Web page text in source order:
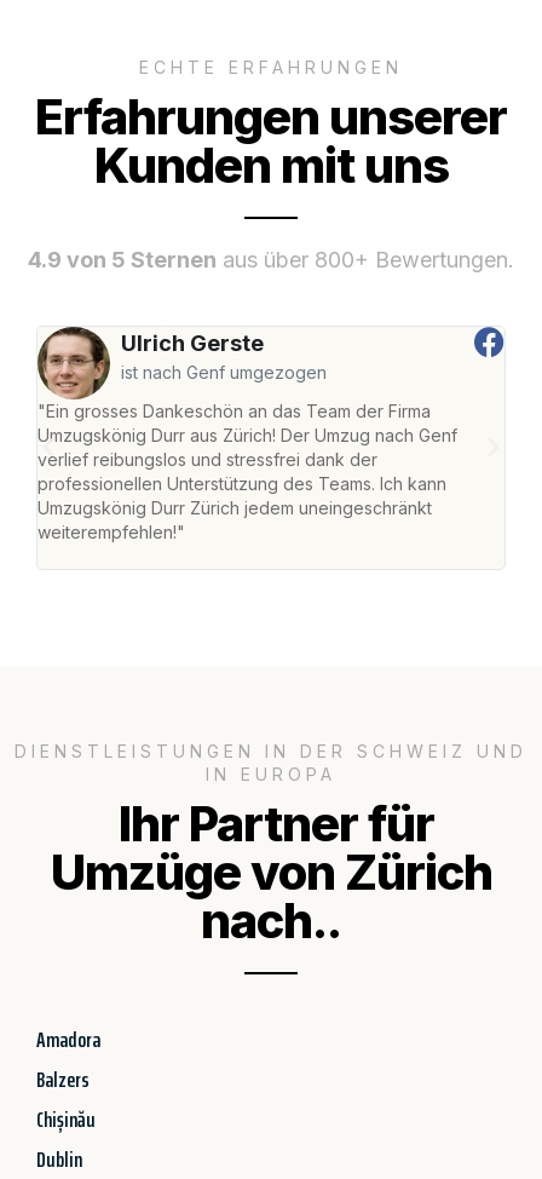
ECHTE ERFAHRUNGEN
Erfahrungen unserer
Kunden mit uns
4.9 von 5 Sternen aus über 800+ Bewertungen.
Ulrich Gerste
ist nach Genf umgezogen
"Ein grosses Dankeschön an das Team der Firma
Umzugskönig Durr aus Zürich! Der Umzug nach Genf
verlief reibungslos und stressfrei dank der
professionellen Unterstützung des Teams. Ich kann
Umzugskönig Durr Zürich jedem uneingeschränkt
weiterempfehlen!"
DIENSTLEISTUNGEN IN DER SCHWEIZ UND
IN EUROPA
Ihr Partner für
Umzüge von Zürich
nach..
Amadora
Balzers
Chișinău
Dublin